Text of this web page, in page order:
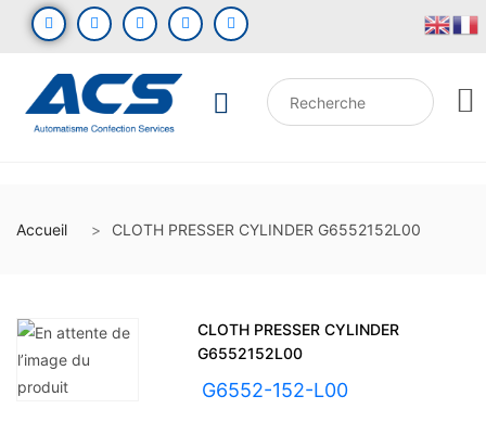
Accueil CLOTH PRESSER CYLINDER G6552152L00
CLOTH PRESSER CYLINDER
G6552152L00
G6552-152-L00